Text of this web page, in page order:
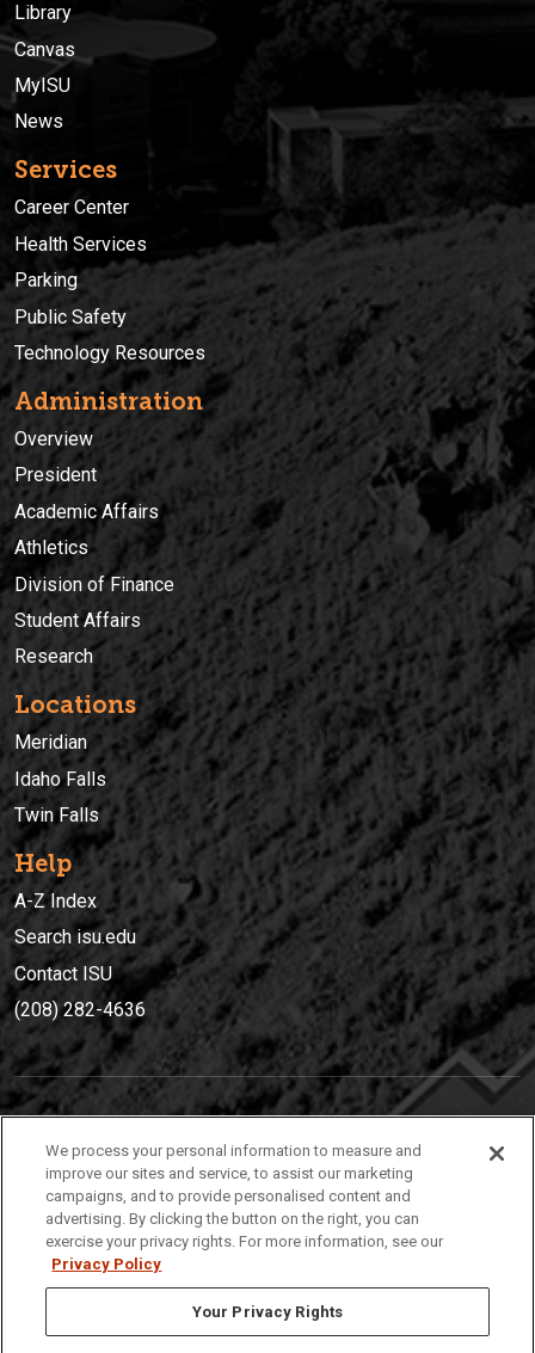
Library
Canvas
MyISU
News
Services
Career Center
Health Services
Parking
Public Safety
Technology Resources
Administration
Overview
President
Academic Affairs
Athletics
Division of Finance
Student Affairs
Research
Locations
Meridian
Idaho Falls
Twin Falls
Help
A-Z Index
Search isu.edu
Contact ISU
(208) 282-4636
(208) 282-4636
921 South 8th Avenue | Pocatello, Idaho, 83209
We process your personal information to measure and
improve our sites and service, to assist our marketing
campaigns, and to provide personalised content and
advertising. By clicking the button on the right, you can
exercise your privacy rights. For more information, see our
Privacy Policy
Your Privacy Rights